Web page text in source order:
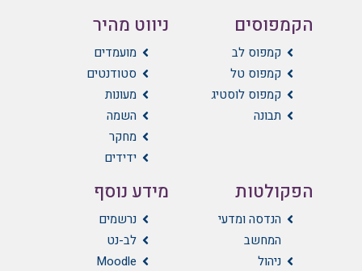
הקמפוסים
קמפוס לב
קמפוס טל
קמפוס לוסטיג
תבונה
הפקולטות
הנדסה ומדעי
המחשב
ניהול
ניווט מהיר
מועמדים
סטודנטים
מעונות
השמה
מחקר
ידידים
מידע נוסף
נרשמים
לב-נט
Moodle